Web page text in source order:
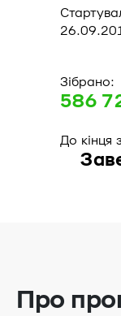
Зібрано:
586
До кінця
Про